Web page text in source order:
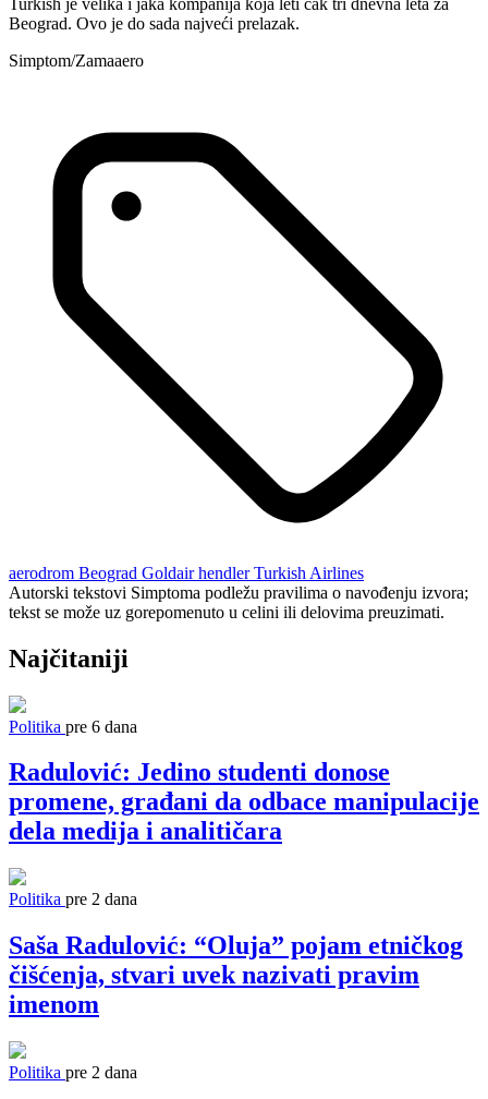
Beograd. Ovo je do sada najveći prelazak.
Simptom/Zamaaero
aerodrom Beograd Goldair hendler Turkish Airlines
Autorski tekstovi Simptoma podležu pravilima o navođenju izvora;
tekst se može uz gorepomenuto u celini ili delovima preuzimati.
Najčitaniji
Politika pre 6 dana
Radulović: Jedino studenti donose
promene, građani da odbace manipulacije
dela medija i analitičara
Politika pre 2 dana
Saša Radulović: “Oluja” pojam etničkog
čišćenja, stvari uvek nazivati pravim
imenom
Politika pre 2 dana